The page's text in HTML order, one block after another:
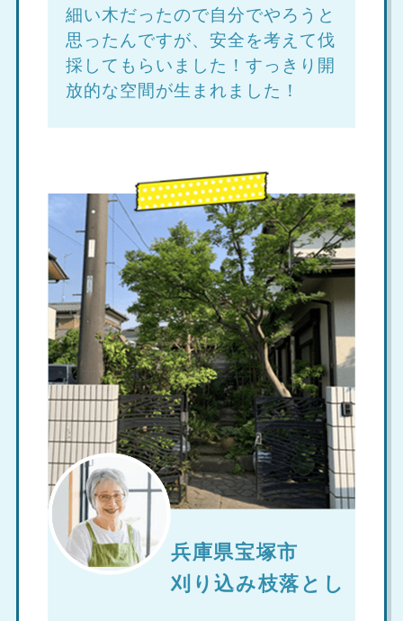
細い木だったので自分でやろうと
思ったんですが、安全を考えて伐
採してもらいました！すっきり開
放的な空間が生まれました！
兵庫県宝塚市
刈り込み枝落とし